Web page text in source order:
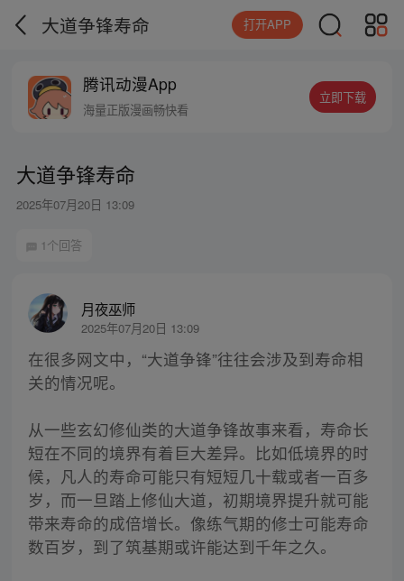
大道争锋寿命 打开APP
腾讯动漫App
海量正版漫画畅快看
立即下载
大道争锋寿命
2025年07月20日 13:09
1个回答
月夜巫师
2025年07月20日 13:09
在很多网文中，“大道争锋”往往会涉及到寿命相
关的情况呢。
从一些玄幻修仙类的大道争锋故事来看，寿命长
短在不同的境界有着巨大差异。比如低境界的时
候，凡人的寿命可能只有短短几十载或者一百多
岁，而一旦踏上修仙大道，初期境界提升就可能
带来寿命的成倍增长。像练气期的修士可能寿命
数百岁，到了筑基期或许能达到千年之久。